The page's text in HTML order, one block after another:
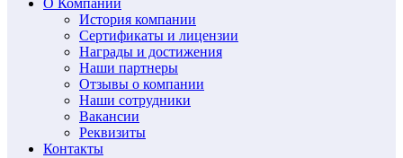
О Компании
История компании
Сертификаты и лицензии
Награды и достижения
Наши партнеры
Отзывы о компании
Наши сотрудники
Вакансии
Реквизиты
Контакты